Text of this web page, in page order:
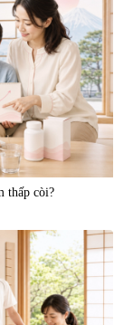
| 0
thấp còi?